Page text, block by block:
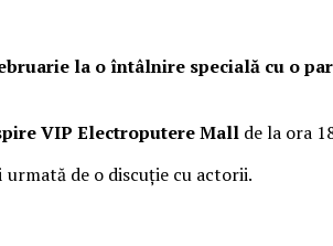
la o întâlnire specială cu o
VIP Electroputere Mall de la ora
de o discuție cu actorii.